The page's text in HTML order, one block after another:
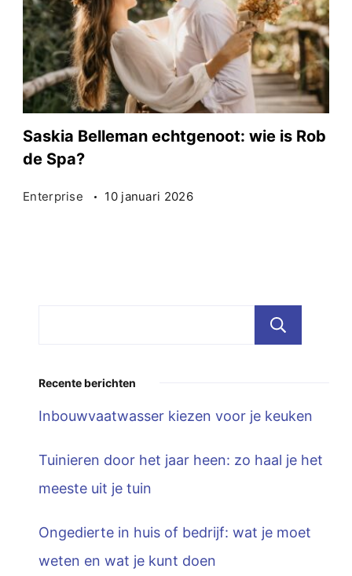
Saskia Belleman echtgenoot: wie is Rob
de Spa?
Enterprise 10 januari 2026
Recente berichten
Inbouwvaatwasser kiezen voor je keuken
Tuinieren door het jaar heen: zo haal je het
meeste uit je tuin
Ongedierte in huis of bedrijf: wat je moet
weten en wat je kunt doen